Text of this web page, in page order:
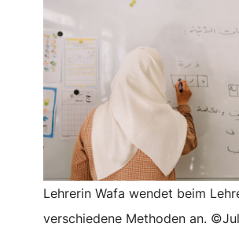
Lehrerin Wafa wendet beim
verschiedene Methoden an.